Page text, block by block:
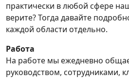
практически в любой сфере
верите? Тогда давайте
каждой области отдельно.
Работа
На работе мы ежедневно
руководством, сотрудниками,